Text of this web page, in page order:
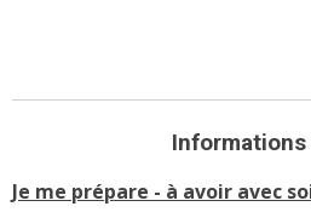
Je me prépare - à avoir avec